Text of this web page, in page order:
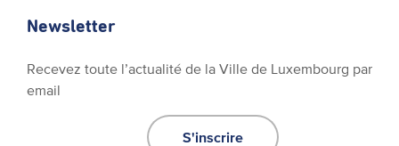
Newsletter
Recevez toute l’actualité de la Ville de Luxembourg par
email
S'inscrire